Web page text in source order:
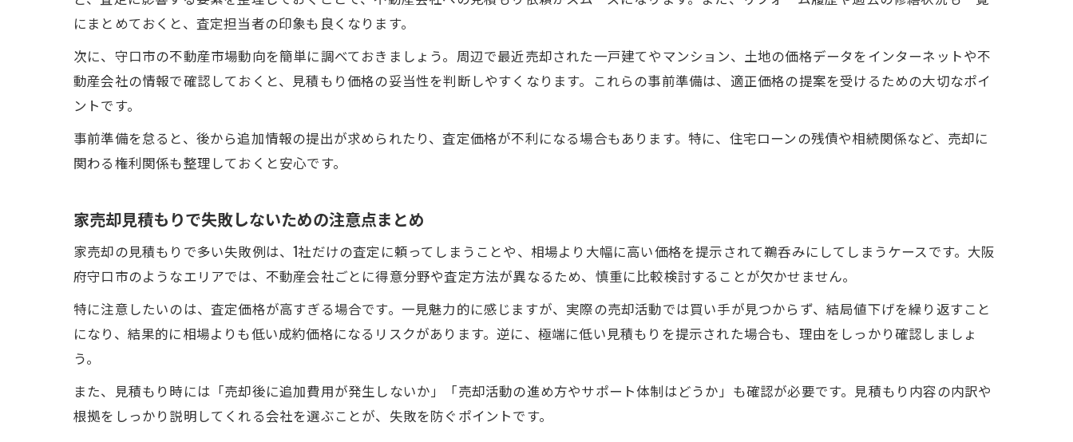
家売却のための査定額と実際の売却価格の違い
家売却の価格交渉で有利に進めるポイント
家売却で失敗しない価格の決め方を解説
相場を踏まえた家売却のポイントとは
家売却の相場と成約事例から学ぶ判断基準
家売却の相場変動に柔軟に対応する方法
家売却で市場動向を活かすための比較術
家売却見積もりの選び方で重要な基準とは
にまとめておくと、査定担当者の印象も良くなります。
次に、守口市の不動産市場動向を簡単に調べておきましょう。周辺で最近売却された一戸建てやマンション、土地の価格データをインターネットや不
動産会社の情報で確認しておくと、見積もり価格の妥当性を判断しやすくなります。これらの事前準備は、適正価格の提案を受けるための大切なポイ
ントです。
事前準備を怠ると、後から追加情報の提出が求められたり、査定価格が不利になる場合もあります。特に、住宅ローンの残債や相続関係など、売却に
関わる権利関係も整理しておくと安心です。
家売却見積もりで失敗しないための注意点まとめ
家売却の見積もりで多い失敗例は、1社だけの査定に頼ってしまうことや、相場より大幅に高い価格を提示されて鵜呑みにしてしまうケースです。大阪
府守口市のようなエリアでは、不動産会社ごとに得意分野や査定方法が異なるため、慎重に比較検討することが欠かせません。
特に注意したいのは、査定価格が高すぎる場合です。一見魅力的に感じますが、実際の売却活動では買い手が見つからず、結局値下げを繰り返すこと
になり、結果的に相場よりも低い成約価格になるリスクがあります。逆に、極端に低い見積もりを提示された場合も、理由をしっかり確認しましょ
う。
また、見積もり時には「売却後に追加費用が発生しないか」「売却活動の進め方やサポート体制はどうか」も確認が必要です。見積もり内容の内訳や
根拠をしっかり説明してくれる会社を選ぶことが、失敗を防ぐポイントです。